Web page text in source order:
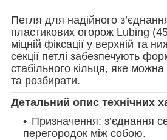
Петля для надійного
пластикових огорож Lubing
міцній фіксації у верхній та
секції петлі забезпечують
стабільного кільця, яке
та розбирати.
Детальний опис технічних
Призначення: з’єднання
перегородок між собою.